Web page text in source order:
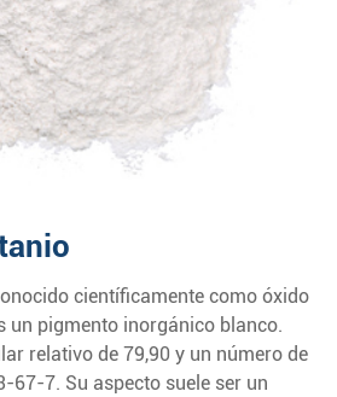
científicamente como óxido
un pigmento inorgánico blanco.
relativo de 79,90 y un número de
67-7. Su aspecto suele ser un